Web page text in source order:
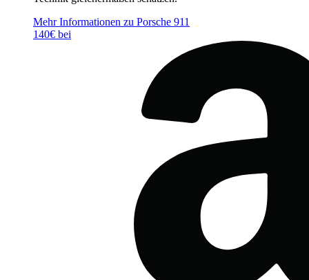
Mehr Informationen zu Porsche 911
140€ bei